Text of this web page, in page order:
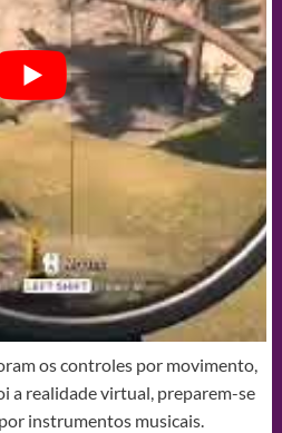
os controles por movimento,
a realidade virtual, preparem-se
instrumentos musicais.